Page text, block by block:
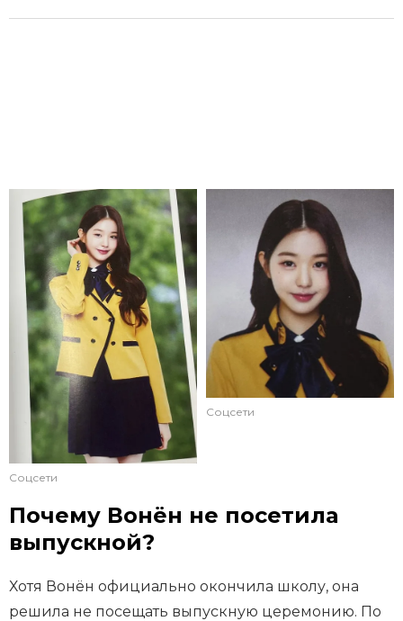
Соцсети
Соцсети
Почему Вонён не посетила
выпускной?
Хотя Вонён официально окончила школу, она
решила не посещать выпускную церемонию. По